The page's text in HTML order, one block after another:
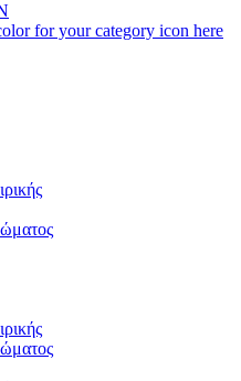
for your category icon here